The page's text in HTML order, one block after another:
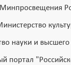
Минпросвещения
науки и
портал